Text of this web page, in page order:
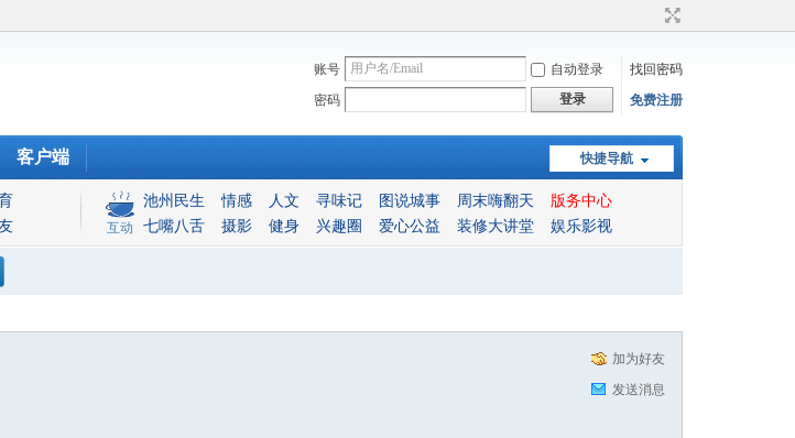
账号 自动登录
找回密码
密码
登录 免费注册
快捷导航
客户端
互动
池州民生 情感 人文 寻味记 图说城事 周末嗨翻天
版务中心
七嘴八舌
摄影 健身 兴趣圈 爱心公益 装修大讲堂 娱乐影视
加为好友
发送消息